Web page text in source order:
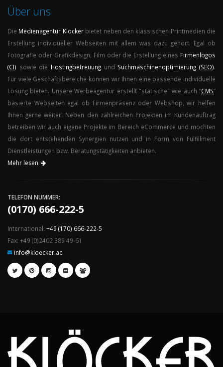
Über uns
Die Medienagentur Klöckerbietet neben den klassischen Printmedien die
Erstellung individueller Webseiten mit allem was dazu gehört. Egal ob
Fotografie oder Grafikdesign, Film oder die Erstellung eines Firmenlogos
(CI) sowie die Hostingbetreuung und Suchmaschinenoptimierung (SEO).
Für viele Geschäftsbereiche können wir Ihnen eine passende individuelle
Lösung bieten. Unsere Werbeagentur erstellt "statische" wie auch “CMS”
basierte Webseiten egal ob Firmenpräsenz oder Webshop, wir helfen
Ihnen gerne weiter! Neben den zahlreichen Projekten im Kundenauftrag
betreiben wir auch eigene Projekte im Bereich eCommerce und möchten
die dort entstehenden Synergien nutzen und in Form von Fulfillment
Dienstleistungen bzw. Beratungstätigkeiten anbieten.
Mehr lesen
TELEFON NUMMER:
(0170) 666-222-5
International: +49 (170) 666-222-5
Fax: +49 (0)2402 389 49-61
info@kloecker.ac